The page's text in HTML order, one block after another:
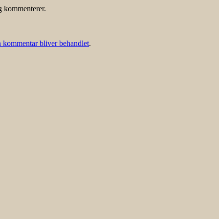
kommenterer.
bliver behandlet.